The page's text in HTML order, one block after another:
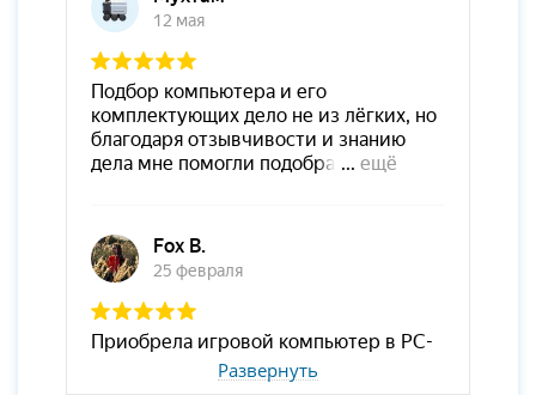
Развернуть